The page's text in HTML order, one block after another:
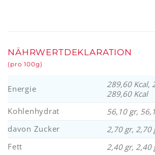
NÄHRWERTDEKLARATION
(pro 100g)
Energie
289,60 Kcal,
289,60 Kcal
Kohlenhydrat
56,10 gr,
davon Zucker
2,70 gr, 2,70
Fett
2,40 gr, 2,40